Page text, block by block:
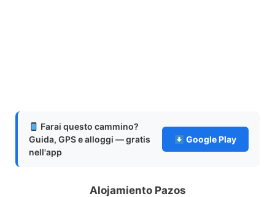
Farai questo cammino?
Guida, GPS e alloggi — gratis
nell'app
Google Play
Alojamiento Pazos